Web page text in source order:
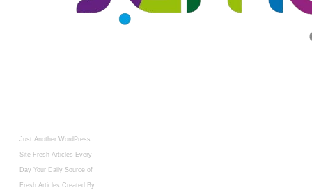
Just Another WordPress
Site Fresh Articles Every
Day Your Daily Source of
Fresh Articles Created By